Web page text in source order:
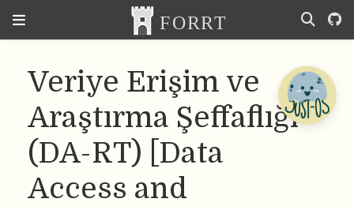
Veriye Erişim ve
Araştırma Şeffaflığı
(DA-RT) [Data
Access and